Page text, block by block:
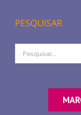
PESQUISAR
Procurar
por